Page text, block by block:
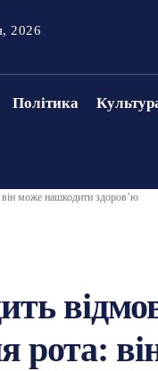
2026
Політика
він може нашкодити здоров’ю
рота: